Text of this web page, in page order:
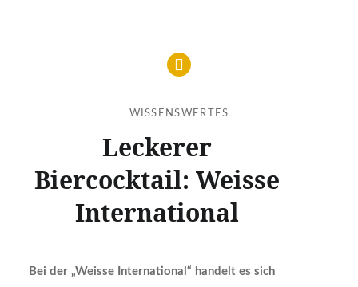
WISSENSWERTES
Leckerer
Biercocktail: Weisse
International
Bei der „Weisse International“ handelt es sich